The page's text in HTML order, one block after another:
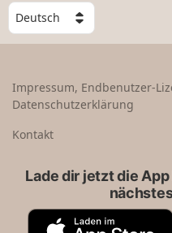
W
ä
h
e
n
Impressum, Endbenutzer-
Datenschutzerklärung
Kontakt
Lade dir jetzt die